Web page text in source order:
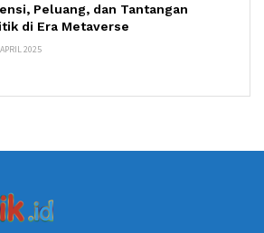
Peluang, dan Tantangan
di Era Metaverse
2025